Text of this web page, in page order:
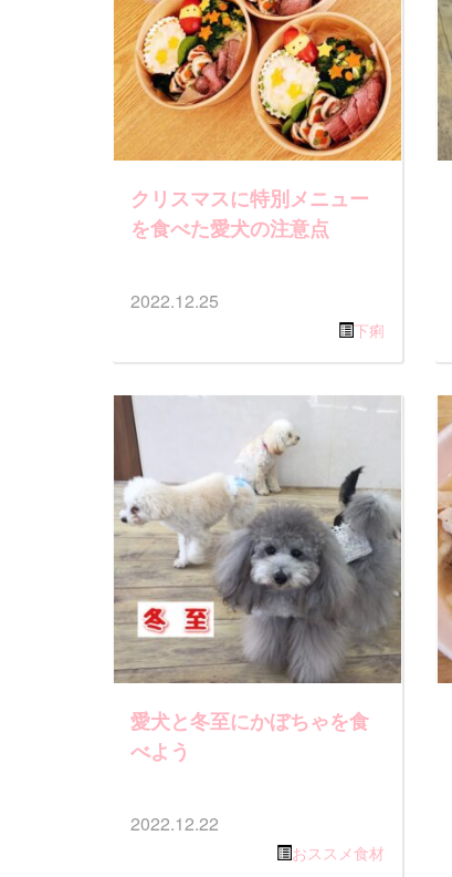
クリスマスに特別メニュー
を食べた愛犬の注意点
2022.12.25
下痢
愛犬と冬至にかぼちゃを食
べよう
2022.12.22
おススメ食材